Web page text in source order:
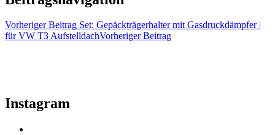
Vorheriger Beitrag Set: Gepäckträgerhalter mit Gasdruckdämpfer |
für VW T3 AufstelldachVorheriger Beitrag
Instagram